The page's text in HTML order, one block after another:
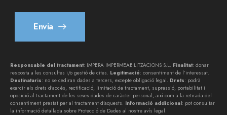
Envia
Responsable del tractament: IMPERA IMPERMEABILITZACIONS S.L. Finalitat: donar
resposta a les consultes i/o gestió de cites. Legitimació: consentiment de l’interessat.
Destinataris: no se cediran dades a tercers, excepte obligació legal. Drets: podrà
exercir els drets d’accés, rectificació, limitació de tractament, supressió, portabilitat i
oposició al tractament de les seves dades de caràcter personal, així com a la retirada del
consentiment prestat per al tractament d’aquests. Informació addicional: pot consultar
la informació detallada sobre Protecció de Dades al nostre avís legal.